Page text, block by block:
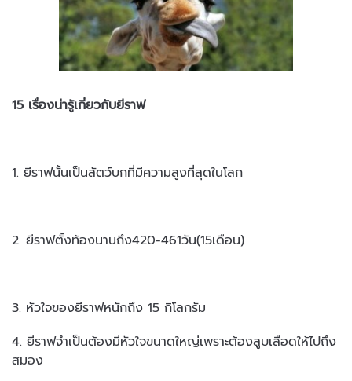
15 เรื่องน่ารู้เกี่ยวกับยีราฟ
1. ยีราฟนั้นเป็นสัตว์บกที่มีความสูงที่สุดในโลก
2. ยีราฟตั้งท้องนานถึง420-461วัน(15เดือน)
3. หัวใจของยีราฟหนักถึง 15 กิโลกรัม
4. ยีราฟจำเป็นต้องมีหัวใจขนาดใหญ่เพราะต้องสูบเลือดให้ไปถึง
สมอง